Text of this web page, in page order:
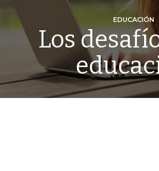
EDUCACIÓN
Los